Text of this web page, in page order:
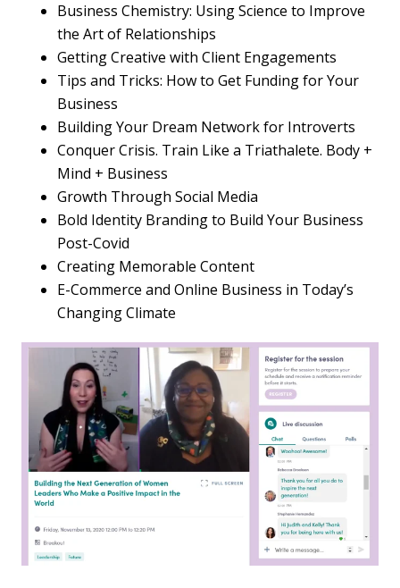
Business Chemistry: Using Science to Improve
the Art of Relationships
Getting Creative with Client Engagements
Tips and Tricks: How to Get Funding for Your
Business
Building Your Dream Network for Introverts
Conquer Crisis. Train Like a Triathalete. Body +
Mind + Business
Growth Through Social Media
Bold Identity Branding to Build Your Business
Post-Covid
Creating Memorable Content
E-Commerce and Online Business in Today’s
Changing Climate